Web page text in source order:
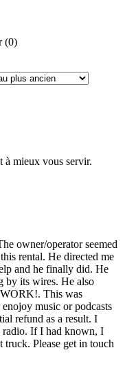
(0)
à mieux vous servir.
owner/operator seemed
rental. He directed me
and he finally did. He
by its wires. He also
This was
music or podcasts
refund as a result. I
radio. If I had known, I
Please get in touch